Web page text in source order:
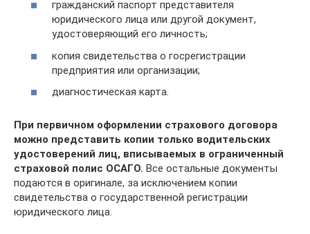
гражданский паспорт представителя
юридического лица или другой документ,
удостоверяющий его личность;
копия свидетельства о госрегистрации
предприятия или организации;
диагностическая карта.
При первичном оформлении страхового договора
можно представить копии только водительских
удостоверений лиц, вписываемых в ограниченный
страховой полис ОСАГО. Все остальные документы
подаются в оригинале, за исключением копии
свидетельства о государственной регистрации
юридического лица.